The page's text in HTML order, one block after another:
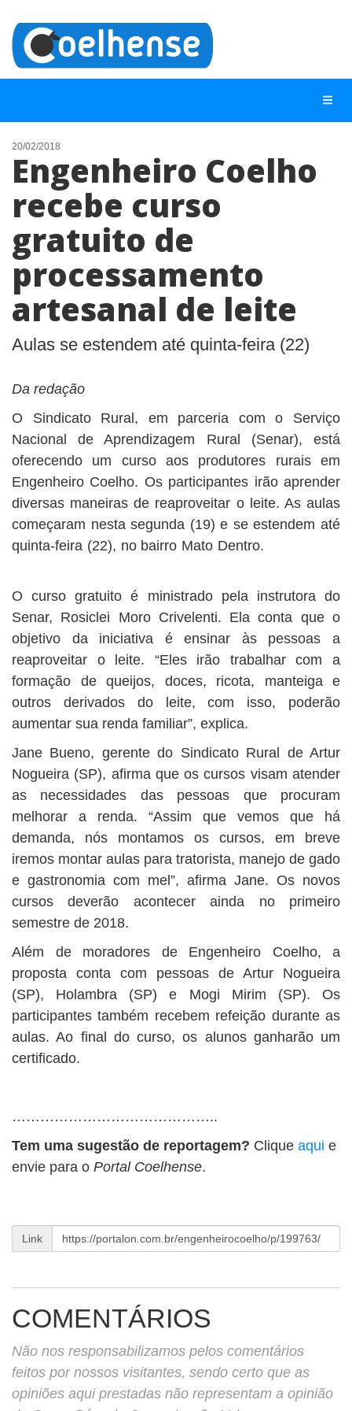
NOTÍCIAS
LISTA DIGITAL
TELEFONES ÚTEIS
CONTATO
ANUNCIE
20/02/2018
Engenheiro Coelho
recebe curso
gratuito de
processamento
artesanal de leite
Aulas se estendem até quinta-feira (22)
Da redação
O Sindicato Rural, em parceria com o Serviço
Nacional de Aprendizagem Rural (Senar), está
oferecendo um curso aos produtores rurais em
Engenheiro Coelho. Os participantes irão aprender
diversas maneiras de reaproveitar o leite. As aulas
começaram nesta segunda (19) e se estendem até
quinta-feira (22), no bairro Mato Dentro.
O curso gratuito é ministrado pela instrutora do
Senar, Rosiclei Moro Crivelenti. Ela conta que o
objetivo da iniciativa é ensinar às pessoas a
reaproveitar o leite. “Eles irão trabalhar com a
formação de queijos, doces, ricota, manteiga e
outros derivados do leite, com isso, poderão
aumentar sua renda familiar”, explica.
Jane Bueno, gerente do Sindicato Rural de Artur
Nogueira (SP), afirma que os cursos visam atender
as necessidades das pessoas que procuram
melhorar a renda. “Assim que vemos que há
demanda, nós montamos os cursos, em breve
iremos montar aulas para tratorista, manejo de gado
e gastronomia com mel”, afirma Jane. Os novos
cursos deverão acontecer ainda no primeiro
semestre de 2018.
Além de moradores de Engenheiro Coelho, a
proposta conta com pessoas de Artur Nogueira
(SP), Holambra (SP) e Mogi Mirim (SP). Os
participantes também recebem refeição durante as
aulas. Ao final do curso, os alunos ganharão um
certificado.
……………………………………..
Tem uma sugestão de reportagem? Clique aqui e
envie para o Portal Coelhense.
Link
COMENTÁRIOS
Não nos responsabilizamos pelos comentários
feitos por nossos visitantes, sendo certo que as
opiniões aqui prestadas não representam a opinião